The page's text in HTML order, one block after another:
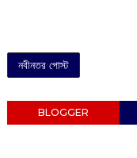
নবীনতর পোস্ট
BLOGGER